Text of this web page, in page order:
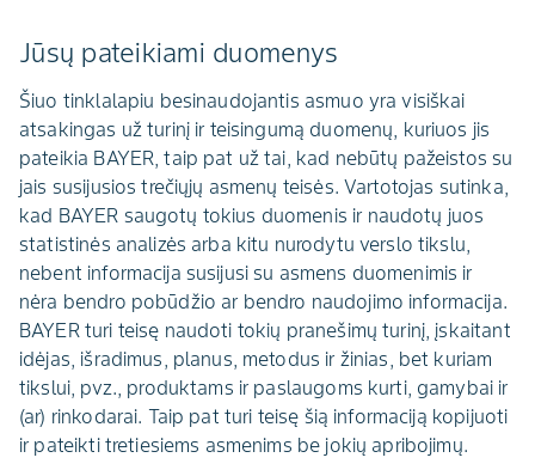
Jūsų pateikiami duomenys
Šiuo tinklalapiu besinaudojantis asmuo yra visiškai
atsakingas už turinį ir teisingumą duomenų, kuriuos jis
pateikia BAYER, taip pat už tai, kad nebūtų pažeistos su
jais susijusios trečiųjų asmenų teisės. Vartotojas sutinka,
kad BAYER saugotų tokius duomenis ir naudotų juos
statistinės analizės arba kitu nurodytu verslo tikslu,
nebent informacija susijusi su asmens duomenimis ir
nėra bendro pobūdžio ar bendro naudojimo informacija.
BAYER turi teisę naudoti tokių pranešimų turinį, įskaitant
idėjas, išradimus, planus, metodus ir žinias, bet kuriam
tikslui, pvz., produktams ir paslaugoms kurti, gamybai ir
(ar) rinkodarai. Taip pat turi teisę šią informaciją kopijuoti
ir pateikti tretiesiems asmenims be jokių apribojimų.